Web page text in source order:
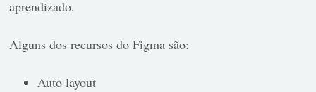
aprendizado.
Alguns dos recursos do Figma são:
Auto layout